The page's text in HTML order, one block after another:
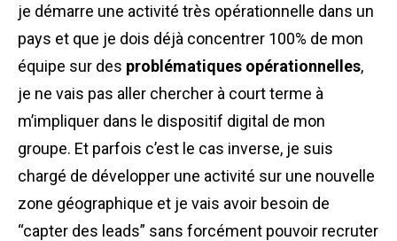
je démarre une activité très opérationnelle dans un
pays et que je dois déjà concentrer 100% de mon
équipe sur des problématiques opérationnelles,
je ne vais pas aller chercher à court terme à
m’impliquer dans le dispositif digital de mon
groupe. Et parfois c’est le cas inverse, je suis
chargé de développer une activité sur une nouvelle
zone géographique et je vais avoir besoin de
“capter des leads” sans forcément pouvoir recruter